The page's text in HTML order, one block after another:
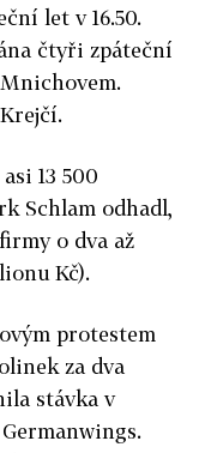
let v 16.50.
čtyři zpáteční
13 500
Schlam odhadl,
o dva až
Kč).
protestem
za dva
stávka v